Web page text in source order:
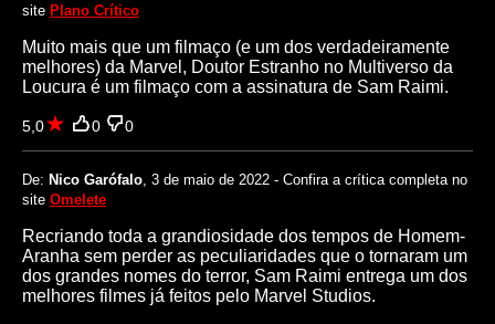
site Plano Crítico
Muito mais que um filmaço (e um dos verdadeiramente
melhores) da Marvel, Doutor Estranho no Multiverso da
Loucura é um filmaço com a assinatura de Sam Raimi.
5,0 0 0
De: Nico Garófalo , 3 de maio de 2022 - Confira a crítica completa no
site Omelete
Recriando toda a grandiosidade dos tempos de Homem-
Aranha sem perder as peculiaridades que o tornaram um
dos grandes nomes do terror, Sam Raimi entrega um dos
melhores filmes já feitos pelo Marvel Studios.